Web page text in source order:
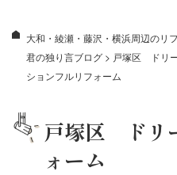
大和・綾瀬・藤沢・横浜周辺のリ
君の独り言ブログ > 戸塚区 ドリ
ションフルリフォーム
戸塚区 ドリ
ォーム